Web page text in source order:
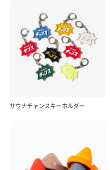
サウナチャンスキーホルダー